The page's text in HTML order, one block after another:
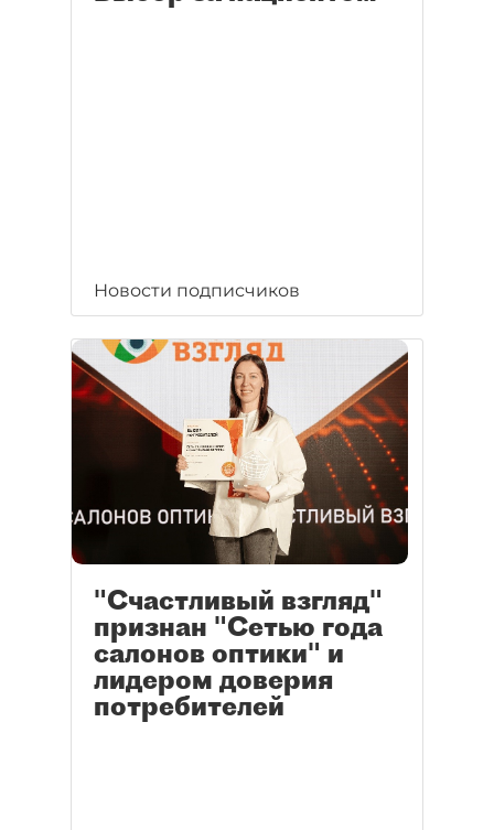
Новости подписчиков
"Счастливый взгляд"
признан "Сетью года
салонов оптики" и
лидером доверия
потребителей